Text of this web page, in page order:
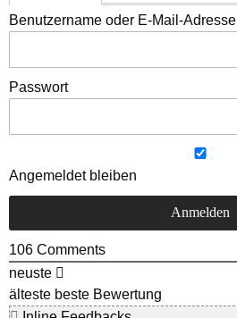
Benutzername oder E-Mail-Adresse
Passwort
Angemeldet bleiben
106 Comments
neuste
älteste beste Bewertung